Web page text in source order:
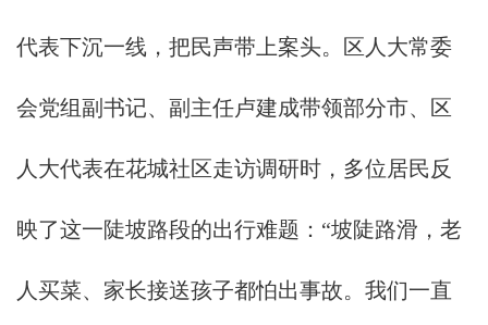
代表下沉一线，把民声带上案头。区人大常委
会党组副书记、副主任卢建成带领部分市、区
人大代表在花城社区走访调研时，多位居民反
映了这一陡坡路段的出行难题：“坡陡路滑，老
人买菜、家长接送孩子都怕出事故。我们一直